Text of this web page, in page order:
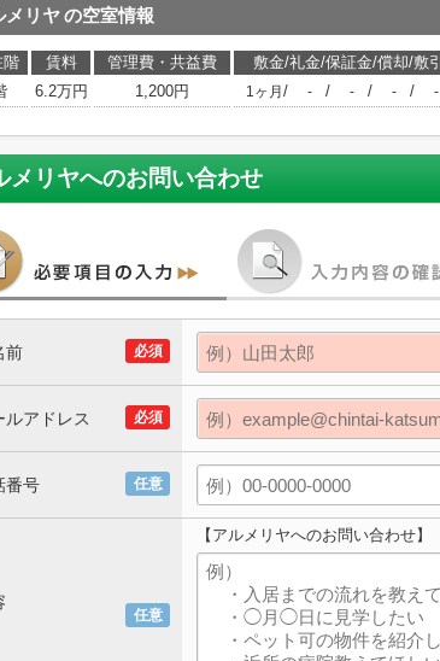
メリヤの空室情報
階 賃料 管理費・共益費 敷金/礼金/保証金/償却/敷引
6.2万円 1,200円 1ヶ月 / - / - / - / -
メリヤへのお問い合わせ
必須
前
必須
ルアドレス
任意
番号
任意
【アルメリヤへのお問い合わせ】